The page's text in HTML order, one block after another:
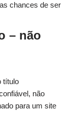
chances de ser
– não
título
não
para um site